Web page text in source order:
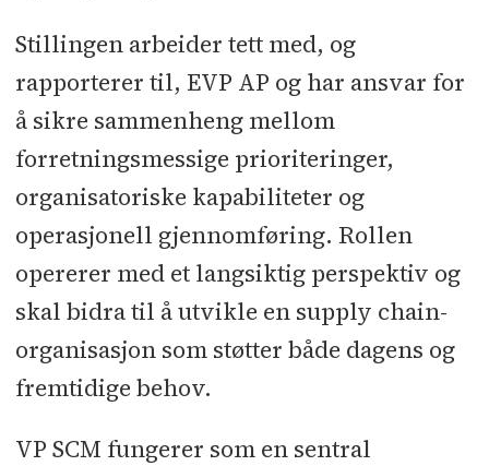
Stillingen arbeider tett med, og
rapporterer til, EVP AP og har ansvar for
å sikre sammenheng mellom
forretningsmessige prioriteringer,
organisatoriske kapabiliteter og
operasjonell gjennomføring. Rollen
opererer med et langsiktig perspektiv og
skal bidra til å utvikle en supply chain-
organisasjon som støtter både dagens og
fremtidige behov.
VP SCM fungerer som en sentral